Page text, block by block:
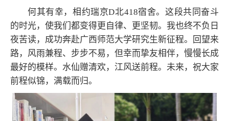
何其有幸，相约瑞京D北418宿舍。这段共同奋斗
的时光，使我们都变得更自律、更坚韧。我也终不负日
夜苦读，成功奔赴广西师范大学研究生新征程。回望来
路，风雨兼程、步步不易，但幸而挚友相伴，慢慢长成
最好的模样。水仙赠清欢，江风送前程。未来，祝大家
前程似锦，满载而归。